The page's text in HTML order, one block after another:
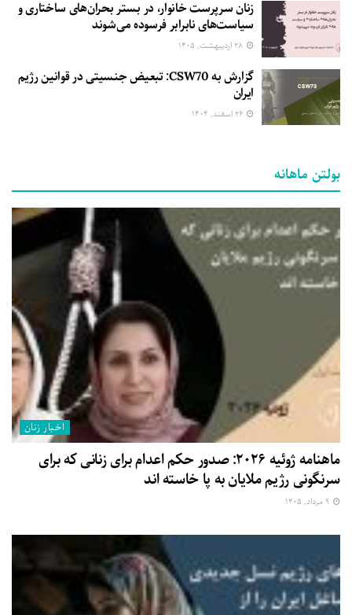
زنان سرپرست خانوار، در بستر بحران‌های ساختاری و
سیاست‌های نابرابر فرسوده می‌شوند
گزارش به CSW70: تبعیض جنسیتی در قوانین رژیم
ایران
بولتن ماهانه
اخبار زنان
ماهنامه ژوئیه ۲۰۲۶: صدور حکم اعدام برای زنانی که برای
سرنگونی رژیم ملایان به پا خاسته اند